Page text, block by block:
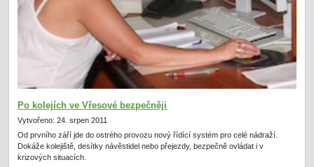
Po kolejích ve Vřesové bezpečněji
Vytvořeno: 24. srpen 2011
Od prvního září jde do ostrého provozu nový řídící systém pro celé nádraží.
Dokáže kolejiště, desítky návěstidel nebo přejezdy, bezpečně ovládat i v
krizových situacích.